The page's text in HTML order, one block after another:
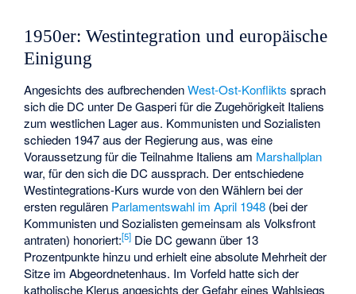
1950er: Westintegration und europäische
Einigung
Angesichts des aufbrechendenWest-Ost-Konflikts sprach
sich die DC unter De Gasperi für die Zugehörigkeit Italiens
zum westlichen Lager aus. Kommunisten und Sozialisten
schieden 1947 aus der Regierung aus, was eine
Voraussetzung für die Teilnahme Italiens am Marshallplan
war, für den sich die DC aussprach. Der entschiedene
Westintegrations-Kurs wurde von den Wählern bei der
ersten regulären Parlamentswahl im April 1948 (bei der
Kommunisten und Sozialisten gemeinsam als Volksfront
antraten) honoriert:[5] Die DC gewann über 13
Prozentpunkte hinzu und erhielt eine absolute Mehrheit der
Sitze im Abgeordnetenhaus. Im Vorfeld hatte sich der
katholische Klerus angesichts der Gefahr eines Wahlsiegs